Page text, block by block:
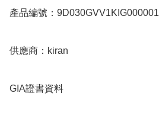
產品編號：9D030GVV1KIG000001
供應商：kiran
GIA證書資料